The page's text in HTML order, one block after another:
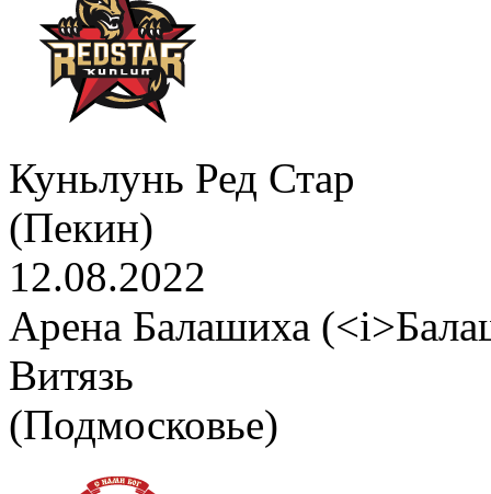
Куньлунь Ред Стар
(Пекин)
12.08.2022
Арена Балашиха
Витязь
(Подмосковье)